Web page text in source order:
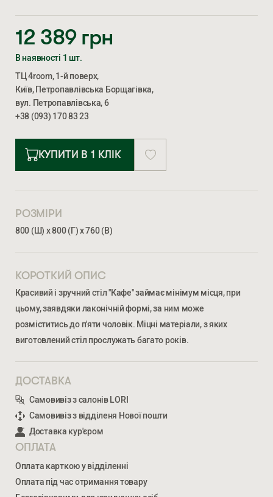
12 389 грн
В наявності 1 шт.
ТЦ 4room, 1-й поверх,
Київ, Петропавлівська Борщагівка,
вул. Петропавлівська, 6
+38 (093) 170 83 23
КУПИТИ В 1 КЛІК
РОЗМІРИ
800 (Ш) х 800 (Г) х 760 (В)
КОРОТКИЙ ОПИС
Красивий і зручний стіл "Кафе" займає мінімум місця, при
цьому, заявдяки лаконічній формі, за ним може
розміститись до п'яти чоловік. Міцні матеріали, з яких
виготовлений стіл прослужать багато років.
ДОСТАВКА
Самовивіз з салонів LORI
Самовивіз з відділеня Нової пошти
Доставка кур'єром
ОПЛАТА
Оплата карткою у відділенні
Оплата під час отримання товару
Ми відкриті для співпраці з компаніями, які займаються
облаштуванням житлової та комерційної нерухомості
ВВЕДІТЬ ВАШЕ ПРІЗВИЩЕ ТА ІМ’Я *
НОМЕР ТЕЛЕФОНУ *
КАФЕ КРУГЛИЙ
12 389ГРН